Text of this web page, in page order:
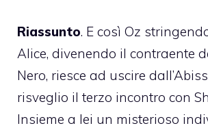
Riassunto. E così Oz
Alice, divenendo il contraente
Nero, riesce ad uscire
risveglio il terzo incontro con
Insieme a lei un misterioso